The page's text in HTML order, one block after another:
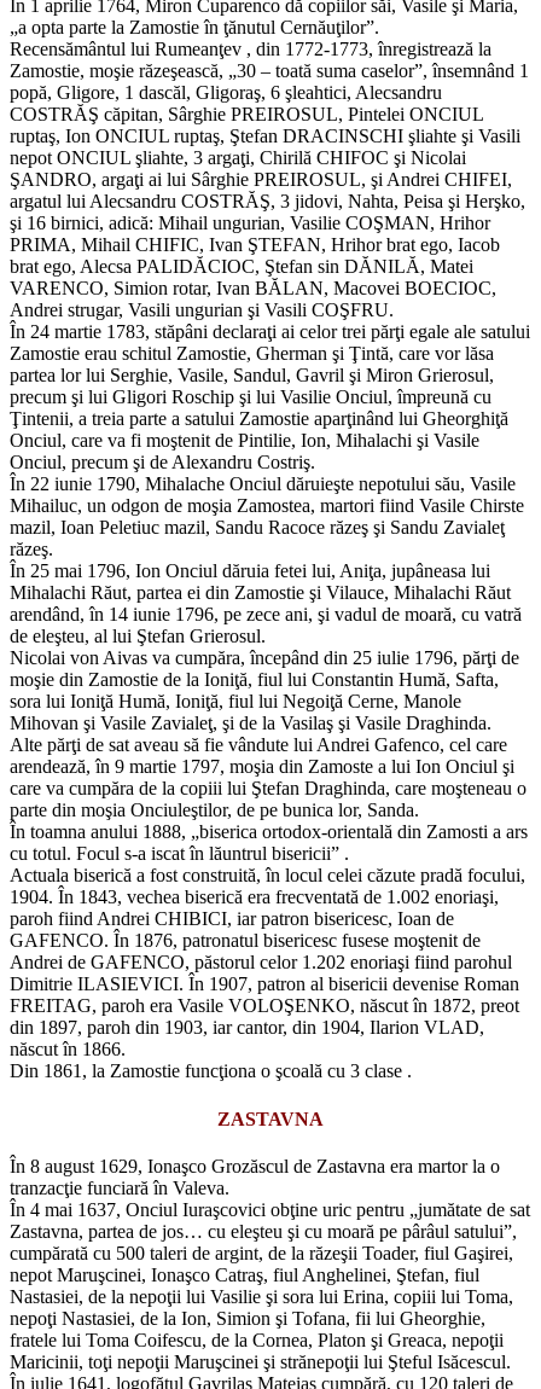
În 1 aprilie 1764, Miron Cuparenco dă copiilor săi, Vasile şi Maria,
„a opta parte la Zamostie în ţănutul Cernăuţilor”.
Recensământul lui Rumeanţev , din 1772-1773, înregistrează la
Zamostie, moşie răzeşească, „30 – toată suma caselor”, însemnând 1
popă, Gligore, 1 dascăl, Gligoraş, 6 şleahtici, Alecsandru
COSTRĂŞ căpitan, Sârghie PREIROSUL, Pintelei ONCIUL
ruptaş, Ion ONCIUL ruptaş, Ştefan DRACINSCHI şliahte şi Vasili
nepot ONCIUL şliahte, 3 argaţi, Chirilă CHIFOC şi Nicolai
ŞANDRO, argaţi ai lui Sârghie PREIROSUL, şi Andrei CHIFEI,
argatul lui Alecsandru COSTRĂŞ, 3 jidovi, Nahta, Peisa şi Herşko,
şi 16 birnici, adică: Mihail ungurian, Vasilie COŞMAN, Hrihor
PRIMA, Mihail CHIFIC, Ivan ŞTEFAN, Hrihor brat ego, Iacob
brat ego, Alecsa PALIDĂCIOC, Ştefan sin DĂNILĂ, Matei
VARENCO, Simion rotar, Ivan BĂLAN, Macovei BOECIOC,
Andrei strugar, Vasili ungurian şi Vasili COŞFRU.
În 24 martie 1783, stăpâni declaraţi ai celor trei părţi egale ale satului
Zamostie erau schitul Zamostie, Gherman şi Ţintă, care vor lăsa
partea lor lui Serghie, Vasile, Sandul, Gavril şi Miron Grierosul,
precum şi lui Gligori Roschip şi lui Vasilie Onciul, împreună cu
Ţintenii, a treia parte a satului Zamostie aparţinând lui Gheorghiţă
Onciul, care va fi moştenit de Pintilie, Ion, Mihalachi şi Vasile
Onciul, precum şi de Alexandru Costriş.
În 22 iunie 1790, Mihalache Onciul dăruieşte nepotului său, Vasile
Mihailuc, un odgon de moşia Zamostea, martori fiind Vasile Chirste
mazil, Ioan Peletiuc mazil, Sandu Racoce răzeş şi Sandu Zavialeţ
răzeş.
În 25 mai 1796, Ion Onciul dăruia fetei lui, Aniţa, jupâneasa lui
Mihalachi Răut, partea ei din Zamostie şi Vilauce, Mihalachi Răut
arendând, în 14 iunie 1796, pe zece ani, şi vadul de moară, cu vatră
de eleşteu, al lui Ştefan Grierosul.
Nicolai von Aivas va cumpăra, începând din 25 iulie 1796, părţi de
moşie din Zamostie de la Ioniţă, fiul lui Constantin Humă, Safta,
sora lui Ioniţă Humă, Ioniţă, fiul lui Negoiţă Cerne, Manole
Mihovan şi Vasile Zavialeţ, şi de la Vasilaş şi Vasile Draghinda.
Alte părţi de sat aveau să fie vândute lui Andrei Gafenco, cel care
arendează, în 9 martie 1797, moşia din Zamoste a lui Ion Onciul şi
care va cumpăra de la copiii lui Ştefan Draghinda, care moşteneau o
parte din moşia Onciuleştilor, de pe bunica lor, Sanda.
În toamna anului 1888, „biserica ortodox-orientală din Zamosti a ars
cu totul. Focul s-a iscat în lăuntrul bisericii” .
Actuala biserică a fost construită, în locul celei căzute pradă focului,
1904. În 1843, vechea biserică era frecventată de 1.002 enoriaşi,
paroh fiind Andrei CHIBICI, iar patron bisericesc, Ioan de
GAFENCO. În 1876, patronatul bisericesc fusese moştenit de
Andrei de GAFENCO, păstorul celor 1.202 enoriaşi fiind parohul
Dimitrie ILASIEVICI. În 1907, patron al bisericii devenise Roman
FREITAG, paroh era Vasile VOLOŞENKO, născut în 1872, preot
din 1897, paroh din 1903, iar cantor, din 1904, Ilarion VLAD,
născut în 1866.
Din 1861, la Zamostie funcţiona o şcoală cu 3 clase .
ZASTAVNA
În 8 august 1629, Ionaşco Grozăscul de Zastavna era martor la o
tranzacţie funciară în Valeva.
În 4 mai 1637, Onciul Iuraşcovici obţine uric pentru „jumătate de sat
Zastavna, partea de jos… cu eleşteu şi cu moară pe pârâul satului”,
cumpărată cu 500 taleri de argint, de la răzeşii Toader, fiul Gaşirei,
nepot Maruşcinei, Ionaşco Catraş, fiul Anghelinei, Ştefan, fiul
Nastasiei, de la nepoţii lui Vasilie şi sora lui Erina, copiii lui Toma,
nepoţi Nastasiei, de la Ion, Simion şi Tofana, fii lui Gheorghie,
fratele lui Toma Coifescu, de la Cornea, Platon şi Greaca, nepoţii
Maricinii, toţi nepoţii Maruşcinei şi strănepoţii lui Şteful Isăcescul.
În iulie 1641, logofătul Gavrilaş Mateiaş cumpără, cu 120 taleri de